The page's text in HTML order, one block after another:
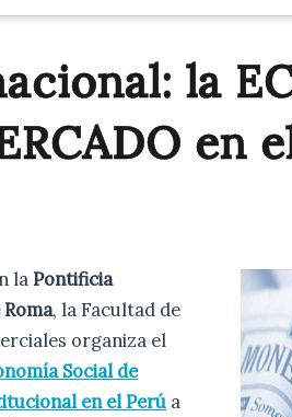
la
en
laPontificia
, la Facultad de
organiza el
Social de
en el Perú a